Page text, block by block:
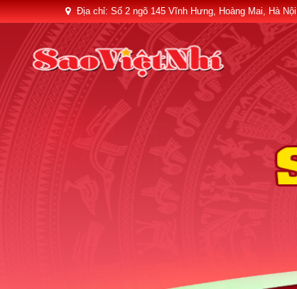
Địa chỉ: Số 2 ngõ 145 Vĩnh Hưng, Hoàng Mai, Hà Nội